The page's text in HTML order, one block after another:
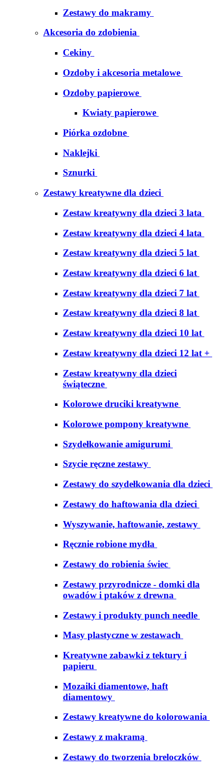
Zestawy do makramy
Akcesoria do zdobienia
Cekiny
Ozdoby i akcesoria metalowe
Ozdoby papierowe
Kwiaty papierowe
Piórka ozdobne
Naklejki
Sznurki
Zestawy kreatywne dla dzieci
Zestaw kreatywny dla dzieci 3 lata
Zestaw kreatywny dla dzieci 4 lata
Zestaw kreatywny dla dzieci 5 lat
Zestaw kreatywny dla dzieci 6 lat
Zestaw kreatywny dla dzieci 7 lat
Zestaw kreatywny dla dzieci 8 lat
Zestaw kreatywny dla dzieci 10 lat
Zestaw kreatywny dla dzieci 12 lat +
Zestaw kreatywny dla dzieci
świąteczne
Kolorowe druciki kreatywne
Kolorowe pompony kreatywne
Szydełkowanie amigurumi
Szycie ręczne zestawy
Zestawy do szydełkowania dla dzieci
Zestawy do haftowania dla dzieci
Wyszywanie, haftowanie, zestawy
Ręcznie robione mydła
Zestawy do robienia świec
Zestawy przyrodnicze - domki dla
owadów i ptaków z drewna
Zestawy i produkty punch needle
Masy plastyczne w zestawach
Kreatywne zabawki z tektury i
papieru
Mozaiki diamentowe, haft
diamentowy
Zestawy kreatywne do kolorowania
Zestawy z makramą
Zestawy do tworzenia breloczków